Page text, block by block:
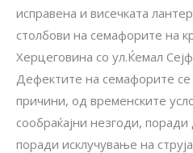
исправена и висечката
столбови на семафорите на
Херцеговина со ул.Ќемал
Дефектите на семафорите се
причини, од временските
сообраќајни незгоди,
поради исклучување на